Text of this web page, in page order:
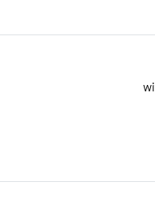
등